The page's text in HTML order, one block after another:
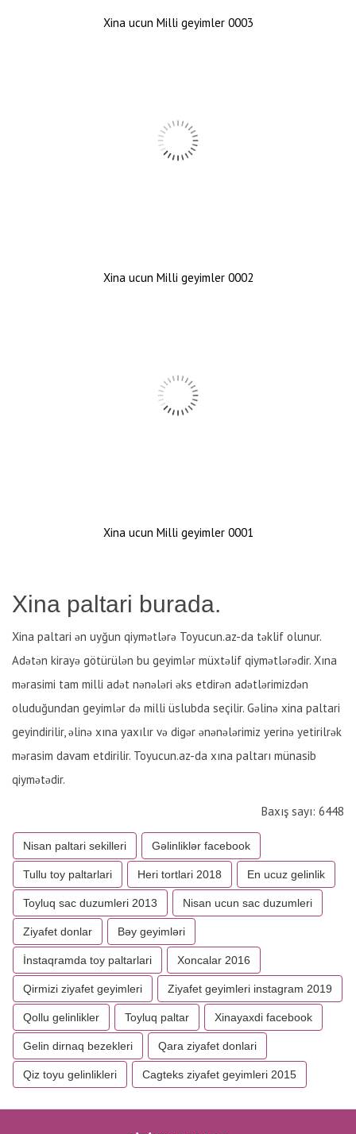
Xina ucun Milli geyimler 0003
Xina ucun Milli geyimler 0002
Xina ucun Milli geyimler 0001
Xina paltari burada.
Xina paltari ən uyğun qiymətlərə Toyucun.az-da təklif olunur.
Adətən kirayə götürülən bu geyimlər müxtəlif qiymətlərədir. Xına
mərasimi tam milli adət nənələri əks etdirən adətlərimizdən
oluduğundan geyimlər də milli üslubda seçilir. Gəlinə xina paltari
geyindirilir, əlinə xına yaxılır və digər ənənələrimiz yerinə yetirilrək
mərasim davam etdirilir. Toyucun.az-da xına paltarı münasib
qiymətədir.
Baxış sayı: 6448
Nisan paltari sekilleri Gəlinliklər facebook
Tullu toy paltarlari Heri tortlari 2018 En ucuz gelinlik
Toyluq sac duzumleri 2013 Nisan ucun sac duzumleri
Ziyafet donlar Bəy geyimləri
İnstaqramda toy paltarlari Xoncalar 2016
Qirmizi ziyafet geyimleri Ziyafet geyimleri instagram 2019
Qollu gelinlikler Toyluq paltar Xinayaxdi facebook
Gelin dirnaq bezekleri Qara ziyafet donlari
Qiz toyu gelinlikleri Cagteks ziyafet geyimleri 2015